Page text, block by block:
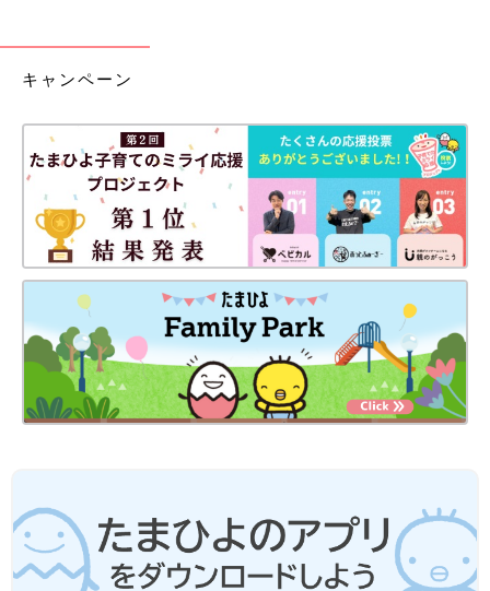
キャンペーン